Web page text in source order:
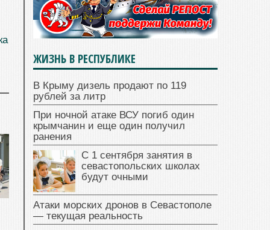
ЖИЗНЬ В РЕСПУБЛИКЕ
В Крыму дизель продают по 119
рублей за литр
При ночной атаке ВСУ погиб один
крымчанин и еще один получил
ранения
С 1 сентября занятия в
севастопольских школах
будут очными
Атаки морских дронов в Севастополе
— текущая реальность